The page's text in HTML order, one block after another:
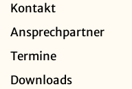
Kontakt
Ansprechpartner
Termine
Downloads